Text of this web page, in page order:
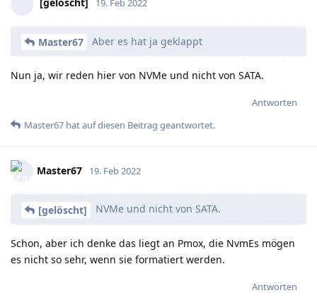
[gelöscht] 19. Feb 2022
Master67 Aber es hat ja geklappt
Nun ja, wir reden hier von NVMe und nicht von SATA.
Antworten
Master67 hatauf diesen Beitrag geantwortet.
Master67 19. Feb 2022
[gelöscht] NVMe und nicht von SATA.
Schon, aber ich denke das liegt an Pmox, die NvmEs mögen
es nicht so sehr, wenn sie formatiert werden.
Antworten